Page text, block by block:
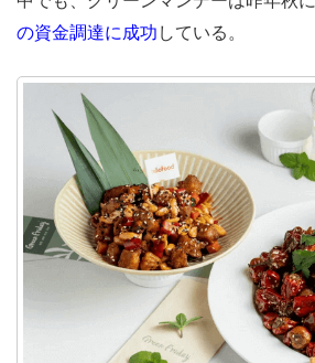
の資金調達に成功 している。